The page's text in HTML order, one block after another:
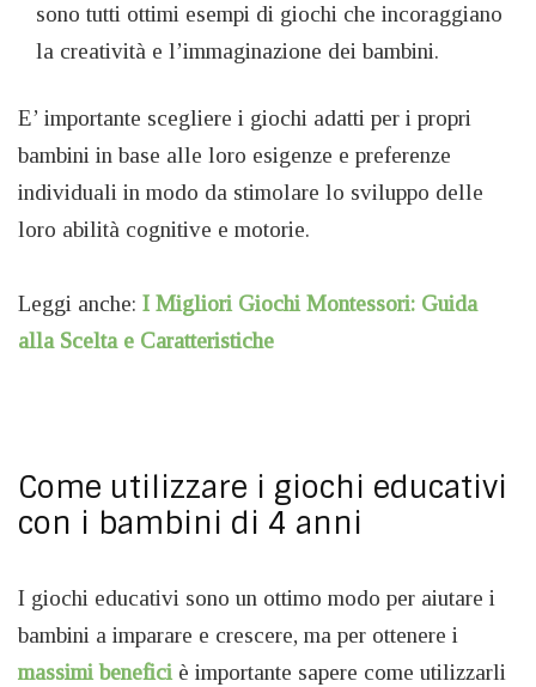
sono tutti ottimi esempi di giochi che incoraggiano
la creatività e l’immaginazione dei bambini.
E’ importante scegliere i giochi adatti per i propri
bambini in base alle loro esigenze e preferenze
individuali in modo da stimolare lo sviluppo delle
loro abilità cognitive e motorie.
Leggi anche: I Migliori Giochi Montessori: Guida
alla Scelta e Caratteristiche
Come utilizzare i giochi educativi
con i bambini di 4 anni
I giochi educativi sono un ottimo modo per aiutare i
bambini a imparare e crescere, ma per ottenere i
massimi beneficiè importante sapere come utilizzarli